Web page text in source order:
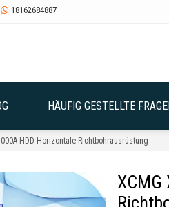
 18162684887
HÄUFIG GESTELLTE
HDD Horizontale Richtbohrausrüstung
XCMG